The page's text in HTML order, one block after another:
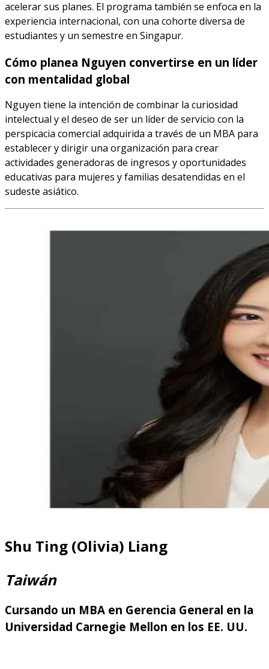
acelerar sus planes. El programa también se enfoca en la
experiencia internacional, con una cohorte diversa de
estudiantes y un semestre en Singapur.
Cómo planea Nguyen convertirse en un líder
con mentalidad global
Nguyen tiene la intención de combinar la curiosidad
intelectual y el deseo de ser un líder de servicio con la
perspicacia comercial adquirida a través de un MBA para
establecer y dirigir una organización para crear
actividades generadoras de ingresos y oportunidades
educativas para mujeres y familias desatendidas en el
sudeste asiático.
Shu Ting (Olivia) Liang
Taiwán
Cursando un MBA en Gerencia General en la
Universidad Carnegie Mellon en los EE. UU.